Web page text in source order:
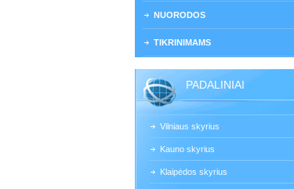
NUORODOS
TIKRINIMAMS
PADALINIAI
Vilniaus skyrius
Kauno skyrius
Klaipėdos skyrius